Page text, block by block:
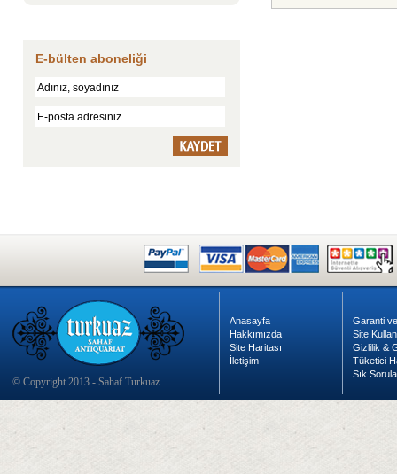
E-bülten aboneliği
© Copyright 2013 - Sahaf Turkuaz
Anasayfa
Hakkımızda
Site Haritası
İletişim
Garanti
Site
Gizlilik &
Tüketici
Sık